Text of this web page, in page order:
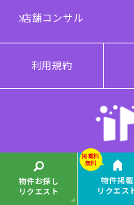
店舗コンサル
利用規約
Copyright ©
物件お探し
リクエスト
掲載料
無料
物件掲載
リクエス